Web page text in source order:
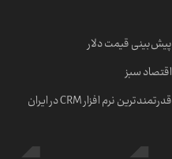
پیش‌بینی قیمت دلار
اقتصاد سبز
قدرتمندترین نرم‌ افزار CRM در ایران